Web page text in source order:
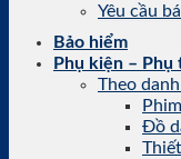
Yêu cầu
Bảo hiểm
Phụ kiện – Phụ
Theo
Đồ